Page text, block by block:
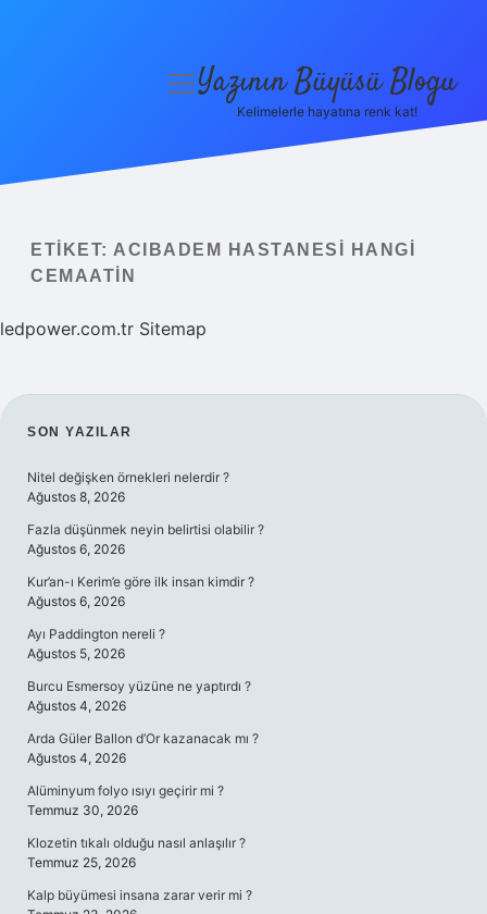
Yasal Uyarı
menüyü
Yazının Büyüsü Blogu
Kelimelerle hayatına renk kat!
ETIKET: ACIBADEM HASTANESI HANGI
CEMAATIN
ledpower.com.tr Sitemap
SIDEBAR
SON YAZILAR
Nitel değişken örnekleri nelerdir ?
Ağustos 8, 2026
Fazla düşünmek neyin belirtisi olabilir ?
Ağustos 6, 2026
Kur’an-ı Kerim’e göre ilk insan kimdir ?
Ağustos 6, 2026
Ayı Paddington nereli ?
Ağustos 5, 2026
Burcu Esmersoy yüzüne ne yaptırdı ?
Ağustos 4, 2026
Arda Güler Ballon d’Or kazanacak mı ?
Ağustos 4, 2026
Alüminyum folyo ısıyı geçirir mi ?
Temmuz 30, 2026
Klozetin tıkalı olduğu nasıl anlaşılır ?
Temmuz 25, 2026
Kalp büyümesi insana zarar verir mi ?